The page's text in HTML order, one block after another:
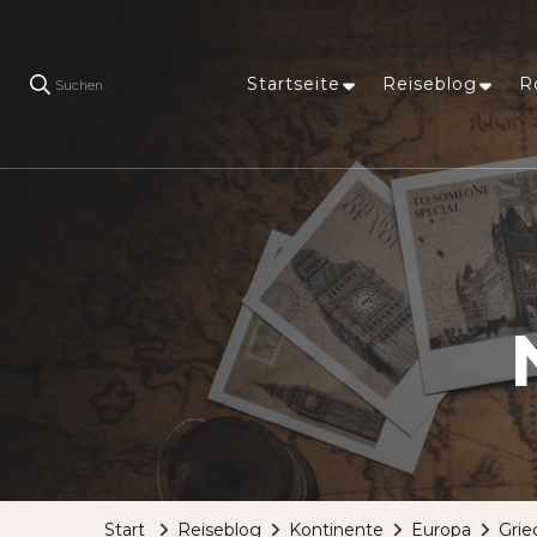
Suchen Startseite Reiseblog
Start Reiseblog Kontinente Europa